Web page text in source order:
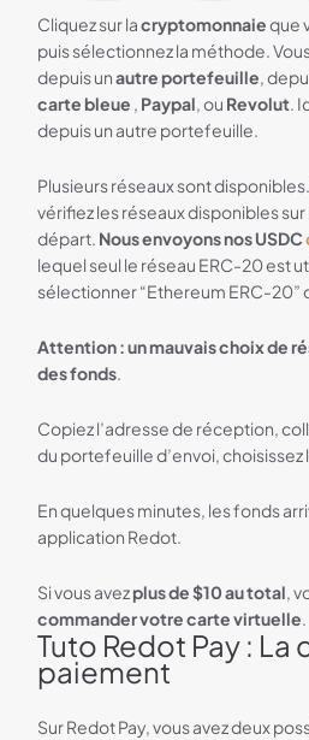
Cliquez sur lacryptomonnaieque
puis sélectionnez la méthode.
depuis unautre portefeuille,
carte bleue , Paypal, ou Revolut.
depuis un autre portefeuille.
Plusieurs réseaux sont
vérifiez les réseaux disponibles
départ. Nous envoyons nos USDC
lequel seul le réseau ERC-20 est
sélectionner “Ethereum ERC-20”
Attention : un mauvais choix de
des fonds.
Copiez l’adresse de réception,
du portefeuille d’envoi, choisissez
En quelques minutes, les fonds
application Redot.
Si vous avezplus de $10 au total,
commander votre carte virtuelle.
Tuto Redot Pay : La
paiement
Sur Redot Pay, vous avez deux